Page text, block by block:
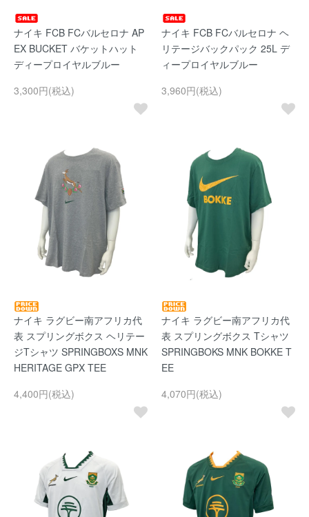
ナイキ FCB FCバルセロナ AP
EX BUCKET バケットハット
ディープロイヤルブルー
3,300円(税込)
ナイキ FCB FCバルセロナ ヘ
リテージバックパック 25L デ
ィープロイヤルブルー
3,960円(税込)
ナイキ ラグビー南アフリカ代
表 スプリングボクス ヘリテー
ジTシャツ SPRINGBOXS MNK
HERITAGE GPX TEE
4,400円(税込)
ナイキ ラグビー南アフリカ代
表 スプリングボクス Tシャツ
SPRINGBOKS MNK BOKKE T
EE
4,070円(税込)